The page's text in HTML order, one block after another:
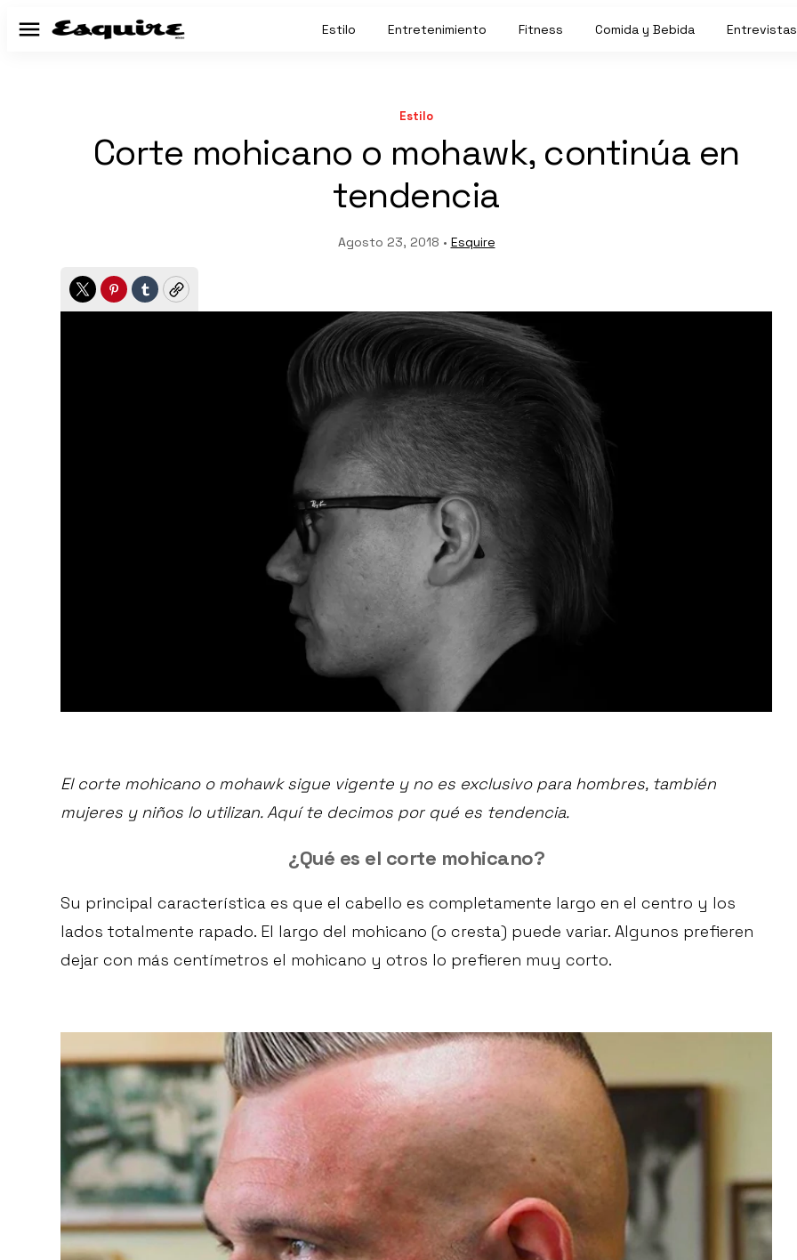
Menú Estilo Entretenimiento Fitness Comida y Bebida Entrevistas
Estilo
Corte mohicano o mohawk, continúa en
tendencia
Agosto 23, 2018 • Esquire
TwitterPinterest
TumblrCopy
El corte mohicano o mohawk sigue vigente y no es exclusivo para hombres, también
mujeres y niños lo utilizan. Aquí te decimos por qué es tendencia.
¿Qué es el corte mohicano?
Su principal característica es que el cabello es completamente largo en el centro y los
lados totalmente rapado. El largo del mohicano (o cresta) puede variar. Algunos prefieren
dejar con más centímetros el mohicano y otros lo prefieren muy corto.